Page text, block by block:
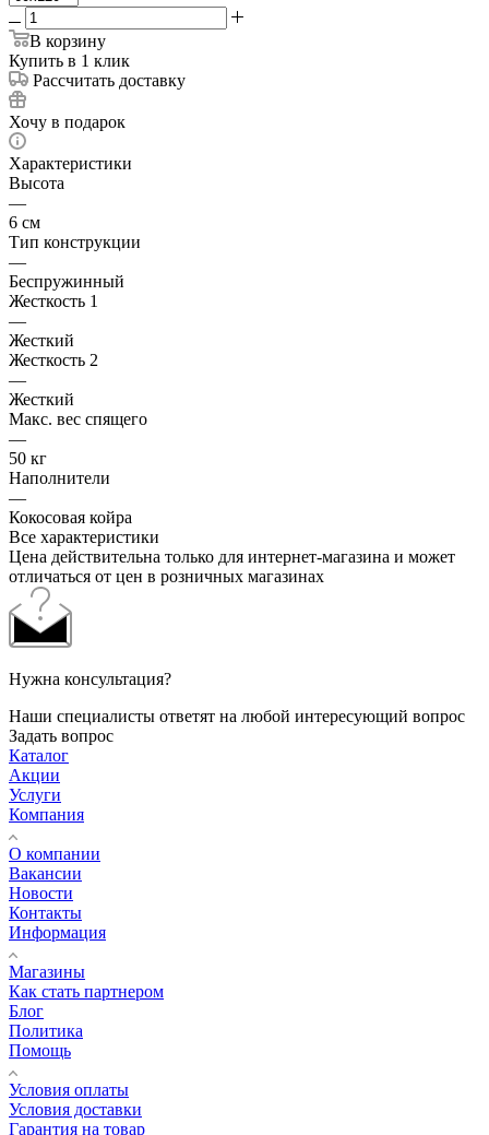
В корзину
Купить в 1 клик
Рассчитать доставку
Хочу в подарок
Характеристики
Высота
—
6 см
Тип конструкции
—
Беспружинный
Жесткость 1
—
Жесткий
Жесткость 2
—
Жесткий
Макс. вес спящего
—
50 кг
Наполнители
—
Кокосовая койра
Все характеристики
Цена действительна только для интернет-магазина и может
отличаться от цен в розничных магазинах
Нужна консультация?
Наши специалисты ответят на любой интересующий вопрос
Задать вопрос
Каталог
Акции
Услуги
Компания
О компании
Вакансии
Новости
Контакты
Информация
Магазины
Как стать партнером
Блог
Политика
Помощь
Условия оплаты
Условия доставки
Гарантия на товар